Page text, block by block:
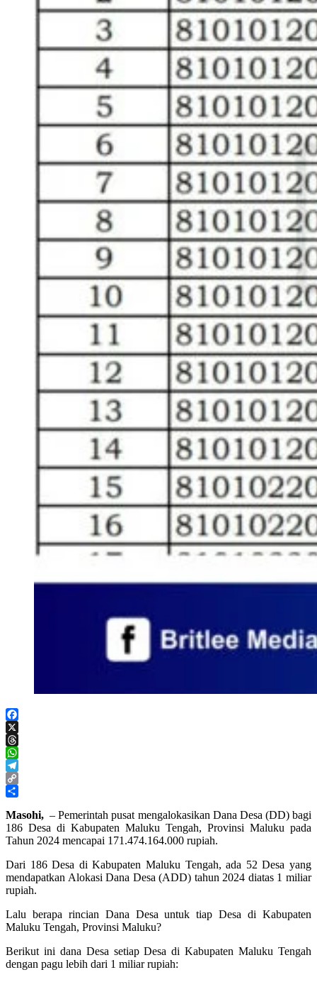
Facebook
X
Threads
WhatsApp
Telegram
Copy
Masohi, – Pemerintah pusat mengalokasikan Dana Desa (DD) bagi
186 Desa di Kabupaten Maluku Tengah, Provinsi Maluku pada
Tahun 2024 mencapai 171.474.164.000 rupiah.
Dari 186 Desa di Kabupaten Maluku Tengah, ada 52 Desa yang
mendapatkan Alokasi Dana Desa (ADD) tahun 2024 diatas 1 miliar
rupiah.
Lalu berapa rincian Dana Desa untuk tiap Desa di Kabupaten
Maluku Tengah, Provinsi Maluku?
Berikut ini dana Desa setiap Desa di Kabupaten Maluku Tengah
dengan pagu lebih dari 1 miliar rupiah: